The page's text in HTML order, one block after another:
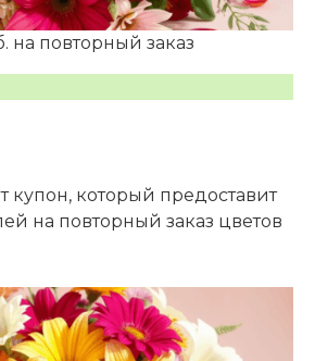
на повторный заказ
купон, который предоставит
на повторный заказ цветов